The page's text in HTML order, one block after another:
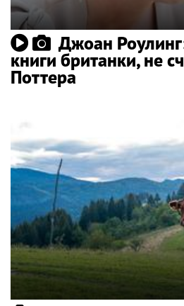
Джоан
книги британки, не
Поттера